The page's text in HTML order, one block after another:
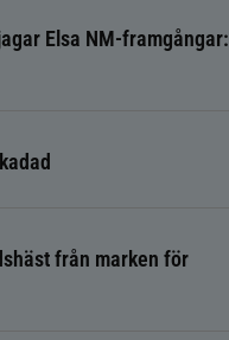
Elsa NM-framgångar:
från marken för